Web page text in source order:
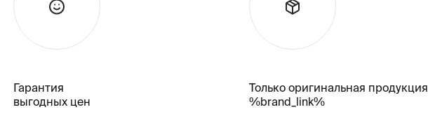
Гарантия
выгодных цен
Только оригинальная продукция
%brand_link%